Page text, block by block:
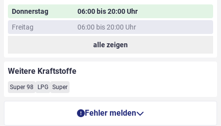
Donnerstag
06:00 bis 20:00 Uhr
Freitag
06:00 bis 20:00 Uhr
alle zeigen
Weitere Kraftstoffe
Super 98 LPG Super
Fehler melden